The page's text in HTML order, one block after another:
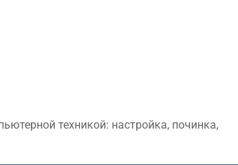
техникой: настройка, починка,